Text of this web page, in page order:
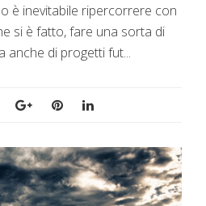
è inevitabile ripercorrere con
si è fatto, fare una sorta di
anche di progetti fut...